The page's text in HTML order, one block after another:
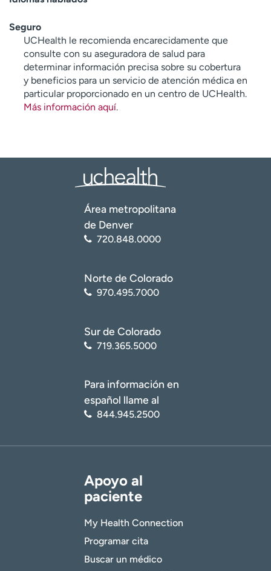
Seguro
UCHealth le recomienda encarecidamente que
consulte con su aseguradora de salud para
determinar información precisa sobre su cobertura
y beneficios para un servicio de atención médica en
particular proporcionado en un centro de UCHealth.
Más información aquí.
Área metropolitana
de Denver
720.848.0000
Norte de Colorado
970.495.7000
Sur de Colorado
719.365.5000
Para información en
español llame al
844.945.2500
Apoyo al
paciente
My Health Connection
Programar cita
Buscar un médico